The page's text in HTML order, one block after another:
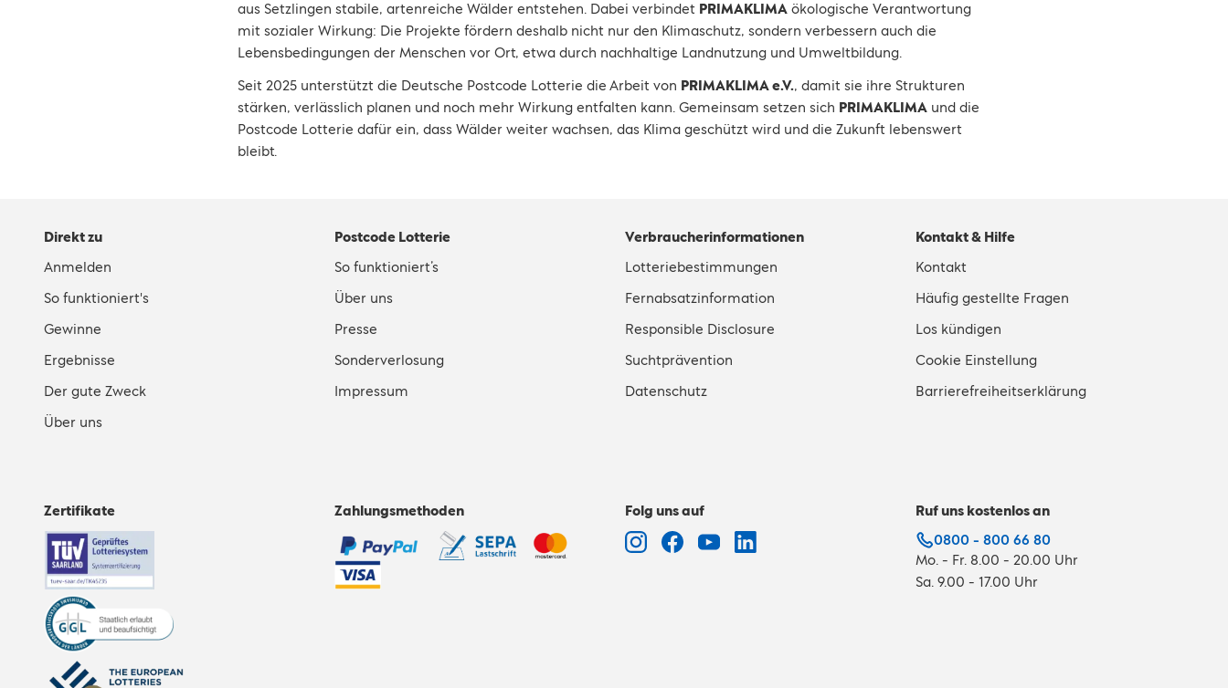
aus Setzlingen stabile, artenreiche Wälder entstehen. Dabei verbindet PRIMAKLIMA ökologische Verantwortung
mit sozialer Wirkung: Die Projekte fördern deshalb nicht nur den Klimaschutz, sondern verbessern auch die
Lebensbedingungen der Menschen vor Ort, etwa durch nachhaltige Landnutzung und Umweltbildung.
Seit 2025 unterstützt die Deutsche Postcode Lotterie die Arbeit von PRIMAKLIMA e.V., damit sie ihre Strukturen
stärken, verlässlich planen und noch mehr Wirkung entfalten kann. Gemeinsam setzen sich PRIMAKLIMA und die
Postcode Lotterie dafür ein, dass Wälder weiter wachsen, das Klima geschützt wird und die Zukunft lebenswert
bleibt.
Direkt zu
Anmelden
So funktioniert's
Gewinne
Ergebnisse
Der gute Zweck
Über uns
Postcode Lotterie
So funktioniert’s
Über uns
Presse
Sonderverlosung
Impressum
Verbraucherinformationen
Lotteriebestimmungen
Fernabsatzinformation
Responsible Disclosure
Suchtprävention
Datenschutz
Kontakt & Hilfe
Kontakt
Häufig gestellte Fragen
Los kündigen
Cookie Einstellung
Barrierefreiheitserklärung
Zertifikate Zahlungsmethoden Folg uns auf
Ruf uns kostenlos an
0800 - 800 66 80
Mo. - Fr. 8.00 - 20.00 Uhr
Sa. 9.00 - 17.00 Uhr